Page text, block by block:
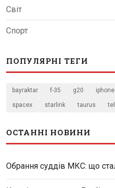
Світ
Спорт
ПОПУЛЯРНІ ТЕГИ
bayraktar f-35 g20 iphone
spacex starlink taurus
ОСТАННІ НОВИНИ
Обрання суддів МКС: що